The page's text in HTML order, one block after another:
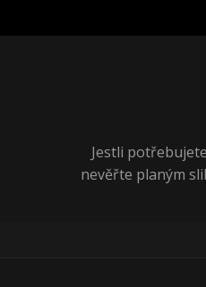
Jestli
nevěřte planým